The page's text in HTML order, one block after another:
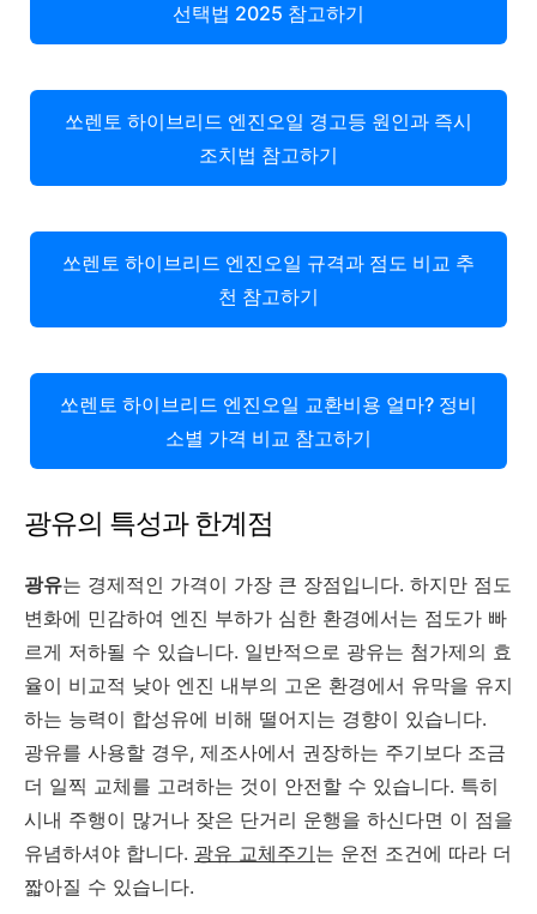
선택법 2025 참고하기
쏘렌토 하이브리드 엔진오일 경고등 원인과 즉시
조치법 참고하기
쏘렌토 하이브리드 엔진오일 규격과 점도 비교 추
천 참고하기
쏘렌토 하이브리드 엔진오일 교환비용 얼마? 정비
소별 가격 비교 참고하기
광유의 특성과 한계점
광유는 경제적인 가격이 가장 큰 장점입니다. 하지만 점도
변화에 민감하여 엔진 부하가 심한 환경에서는 점도가 빠
르게 저하될 수 있습니다. 일반적으로 광유는 첨가제의 효
율이 비교적 낮아 엔진 내부의 고온 환경에서 유막을 유지
하는 능력이 합성유에 비해 떨어지는 경향이 있습니다.
광유를 사용할 경우, 제조사에서 권장하는 주기보다 조금
더 일찍 교체를 고려하는 것이 안전할 수 있습니다. 특히
시내 주행이 많거나 잦은 단거리 운행을 하신다면 이 점을
유념하셔야 합니다. 광유 교체주기는 운전 조건에 따라 더
짧아질 수 있습니다.